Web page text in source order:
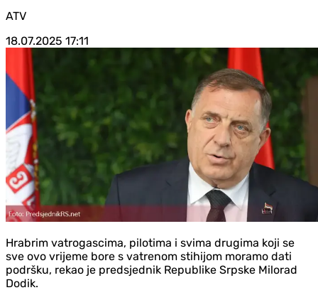
ATV
18.07.2025 17:11
Hrabrim vatrogascima, pilotima i svima drugima koji se
sve ovo vrijeme bore s vatrenom stihijom moramo dati
podršku, rekao je predsjednik Republike Srpske Milorad
Dodik.